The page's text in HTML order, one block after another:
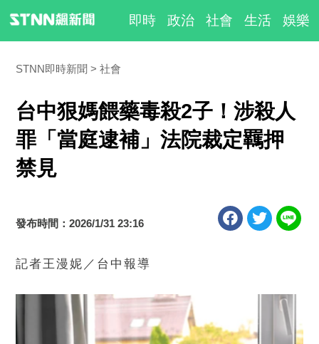
即時 政治 社會 生活 娛樂
STNN即時新聞 社會
台中狠媽餵藥毒殺2子！涉殺人
罪「當庭逮補」法院裁定羈押
禁見
發布時間：2026/1/31 23:16
記者王漫妮／台中報導